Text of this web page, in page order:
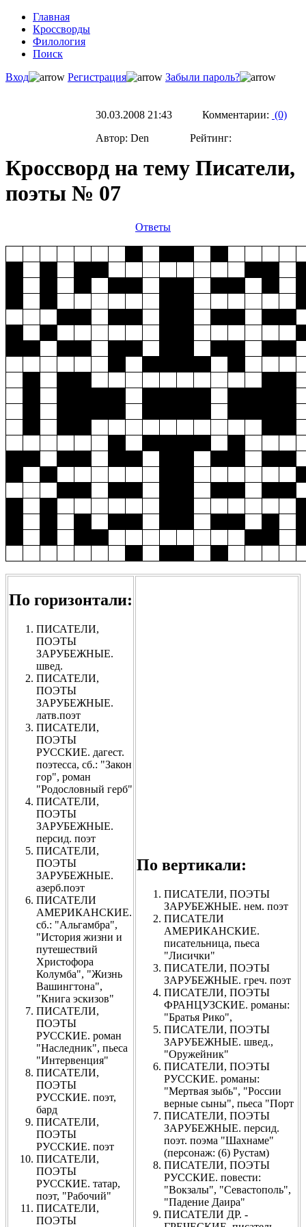
Главная
Кроссворды
Филология
Поиск
Вход
Регистрация Забыли пароль?
30.03.2008 21:43 Комментарии: (0)
Автор: Den Рейтинг:
Кроссворд на тему Писатели,
поэты № 07
Ответы
По горизонтали:
ПИСАТЕЛИ,
ПОЭТЫ
ЗАРУБЕЖНЫЕ.
швед.
ПИСАТЕЛИ,
ПОЭТЫ
ЗАРУБЕЖНЫЕ.
латв.поэт
ПИСАТЕЛИ,
ПОЭТЫ
РУССКИЕ. дагест.
поэтесса, сб.: "Закон
гор", роман
"Родословный герб"
ПИСАТЕЛИ,
ПОЭТЫ
ЗАРУБЕЖНЫЕ.
персид. поэт
ПИСАТЕЛИ,
ПОЭТЫ
ЗАРУБЕЖНЫЕ.
азерб.поэт
ПИСАТЕЛИ
АМЕРИКАНСКИЕ.
сб.: "Альгамбра",
"История жизни и
путешествий
Христофора
Колумба", "Жизнь
Вашингтона",
"Книга эскизов"
ПИСАТЕЛИ,
ПОЭТЫ
РУССКИЕ. роман
"Наследник", пьеса
"Интервенция"
ПИСАТЕЛИ,
ПОЭТЫ
РУССКИЕ. поэт,
бард
ПИСАТЕЛИ,
ПОЭТЫ
РУССКИЕ. поэт
ПИСАТЕЛИ,
ПОЭТЫ
РУССКИЕ. татар,
поэт, "Рабочий"
ПИСАТЕЛИ,
ПОЭТЫ
По вертикали:
ПИСАТЕЛИ, ПОЭТЫ
ЗАРУБЕЖНЫЕ. нем. поэт
ПИСАТЕЛИ
АМЕРИКАНСКИЕ.
писательница, пьеса
"Лисички"
ПИСАТЕЛИ, ПОЭТЫ
ЗАРУБЕЖНЫЕ. греч. поэт
ПИСАТЕЛИ, ПОЭТЫ
ФРАНЦУЗСКИЕ. романы:
"Братья Рико",
ПИСАТЕЛИ, ПОЭТЫ
ЗАРУБЕЖНЫЕ. швед.,
"Оружейник"
ПИСАТЕЛИ, ПОЭТЫ
РУССКИЕ. романы:
"Мертвая зыбь", "России
верные сыны", пьеса "Порт
ПИСАТЕЛИ, ПОЭТЫ
ЗАРУБЕЖНЫЕ. персид.
поэт. поэма "Шахнаме"
(персонаж: (6) Рустам)
ПИСАТЕЛИ, ПОЭТЫ
РУССКИЕ. повести:
"Вокзалы", "Севастополь",
"Падение Даира"
ПИСАТЕЛИ ДР. -